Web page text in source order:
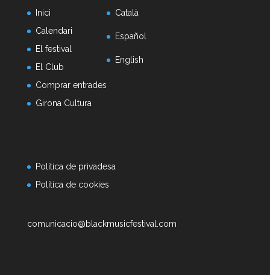
Inici
Calendari
El festival
El Club
Comprar entrades
Girona Cultura
Català
Español
English
Política de privadesa
Política de cookies
comunicacio@blackmusicfestival.com